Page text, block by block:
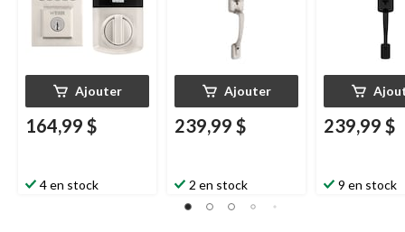
Ajouter
164,99 $
4 en stock
Ajouter
239,99 $
2 en stock
239,99 $
9 en stock